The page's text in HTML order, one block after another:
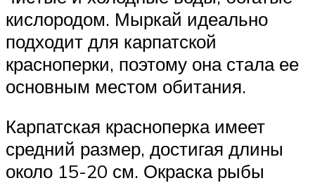
кислородом. Мыркай идеально
подходит для карпатской
красноперки, поэтому она стала ее
основным местом обитания.
Карпатская красноперка имеет
средний размер, достигая длины
около 15-20 см. Окраска рыбы